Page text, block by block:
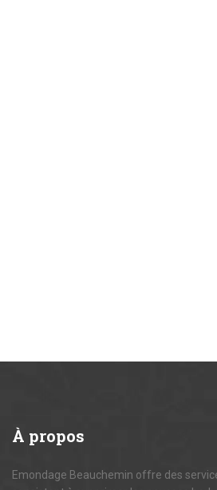
À propos
Emondage Beauchemin offre des